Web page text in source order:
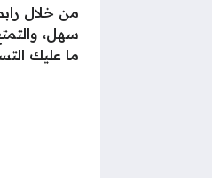
من خلال
سهل،
ما عليك